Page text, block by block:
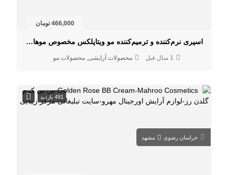
466,000 تومان
اسپری نرم‌کننده و ترمیم‌کننده مو ویتاپلکس مخصوص موهای دکلره و آسیب‌دیده
1 سال قبل محصولات آرایشی محصولات مو
491 بازدید
خراسان رضوی مشهد